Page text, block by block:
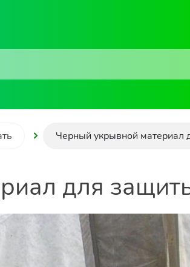
Черный укрывной материал
для